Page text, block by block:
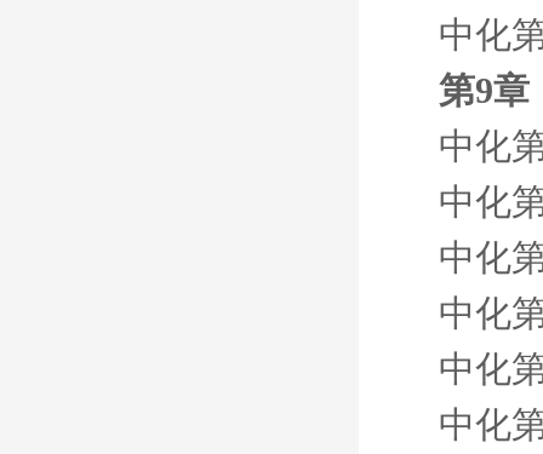
中化
第9章
中化
中化
中化
中化
中化
中化